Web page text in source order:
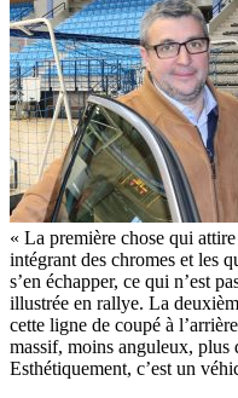
« La première chose qui
intégrant des chromes et les
s’en échapper, ce qui n’est
illustrée en rallye. La
cette ligne de coupé à
massif, moins anguleux, plus
Esthétiquement, c’est un